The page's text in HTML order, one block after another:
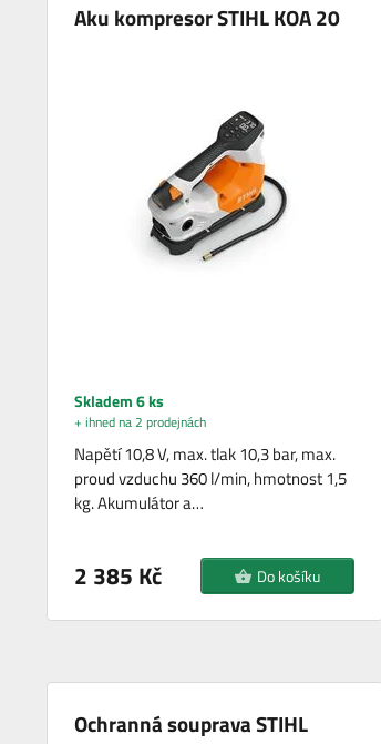
Aku kompresor STIHL KOA 20
Skladem 6 ks
+ ihned na 2 prodejnách
Napětí 10,8 V, max. tlak 10,3 bar, max.
proud vzduchu 360 l/min, hmotnost 1,5
kg. Akumulátor a…
2 385 Kč Do košíku
Ochranná souprava STIHL